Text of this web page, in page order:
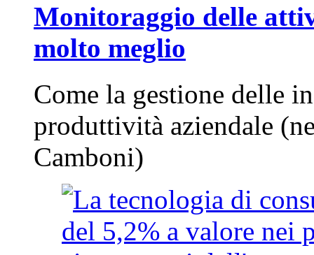
Monitoraggio delle
molto meglio
Come la gestione delle
produttività aziendale
Camboni)